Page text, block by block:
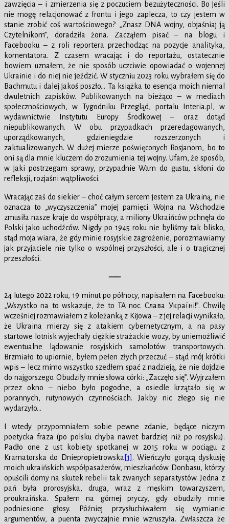
zawzięcia – i zmierzenia się z poczuciem bezużyteczności. Bo jeśli
nie mogę relacjonować z frontu i jego zaplecza, to czy jestem w
stanie zrobić coś wartościowego? „Znasz DNA wojny, objaśniaj ją
Czytelnikom”, doradziła żona. Zacząłem pisać – na blogu i
Facebooku – z roli reportera przechodząc na pozycje analityka,
komentatora. Z czasem wracając i do reportażu, ostatecznie
bowiem uznałem, że nie sposób uczciwie opowiadać o wojennej
Ukrainie i do niej nie jeździć. W styczniu 2023 roku wybrałem się do
Bachmutu i dalej jakoś poszło… Ta książka to esencja moich niemal
dwuletnich zapisków. Publikowanych na bieżąco – w mediach
społecznościowych, w Tygodniku Przegląd, portalu Interia.pl, w
wydawnictwie Instytutu Europy Środkowej – oraz dotąd
niepublikowanych. W obu przypadkach przeredagowanych,
uporządkowanych, gdzieniegdzie rozszerzonych i
zaktualizowanych. W dużej mierze poświęconych Rosjanom, bo to
oni są dla mnie kluczem do zrozumienia tej wojny. Ufam, że sposób,
w jaki postrzegam sprawy, przypadnie Wam do gustu, skłoni do
refleksji, rozjaśni wątpliwości.
Wracając zaś do siekier – choć całym sercem jestem za Ukrainą, nie
oznacza to „wyczyszczenia” mojej pamięci. Wojna na Wschodzie
zmusiła nasze kraje do współpracy, a miliony Ukraińców pchnęła do
Polski jako uchodźców. Nigdy po 1945 roku nie byliśmy tak blisko,
stąd moja wiara, że gdy minie rosyjskie zagrożenie, porozmawiamy
jak przyjaciele nie tylko o wspólnej przyszłości, ale i o tragicznej
przeszłości.
—–
24 lutego 2022 roku, 19 minut po północy, napisałem na Facebooku:
„Wszystko na to wskazuje, że to TA noc. Слава Україні!”. Chwilę
wcześniej rozmawiałem z koleżanką z Kijowa – z jej relacji wynikało,
że Ukraina mierzy się z atakiem cybernetycznym, a na pasy
startowe lotnisk wyjechały ciężkie strażackie wozy, by uniemożliwić
ewentualne lądowanie rosyjskich samolotów transportowych.
Brzmiało to upiornie, byłem pełen złych przeczuć – stąd mój krótki
wpis – lecz mimo wszystko szedłem spać z nadzieją, że nie dojdzie
do najgorszego. Obudziły mnie słowa córki: „Zaczęło się”. Wyjrzałem
przez okno – niebo było pogodne, a osiedle krzątało się w
porannych, rutynowych czynnościach. Jakby nic złego się nie
wydarzyło…
I wtedy przypomniałem sobie pewne zdanie, będące niczym
poetycka fraza (po polsku chyba nawet bardziej niż po rosyjsku).
Padło one z ust kobiety spotkanej w 2015 roku w pociągu z
Kramatorska do Dniepropietrowska [1] . Wieńczyło gorącą dyskusję
moich ukraińskich współpasażerów, mieszkańców Donbasu, którzy
opuścili domy na skutek rebelii tak zwanych separatystów. Jedna z
pań była prorosyjska, druga, wraz z męskim towarzyszem,
proukraińska. Spałem na górnej pryczy, gdy obudziły mnie
podniesione głosy. Później przysłuchiwałem się wymianie
argumentów, a puenta zwyczajnie mnie wzruszyła. Zwłaszcza że